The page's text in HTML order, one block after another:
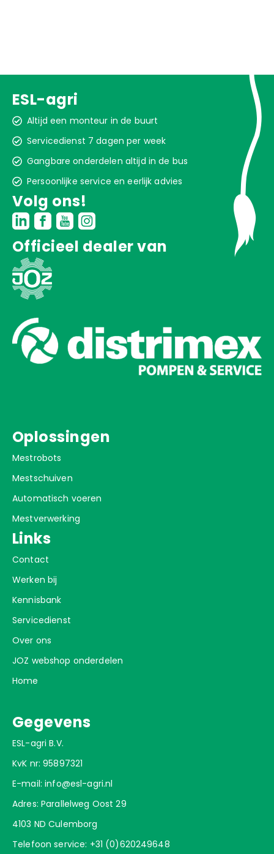
ESL-agri
Altijd een monteur in de buurt
Servicedienst 7 dagen per week
Gangbare onderdelen altijd in de bus
Persoonlijke service en eerlijk advies
Volg ons!
Officieel dealer van
Oplossingen
Mestrobots
Mestschuiven
Automatisch voeren
Mestverwerking
Links
Contact
Werken bij
Kennisbank
Servicedienst
Over ons
JOZ webshop onderdelen
Home
Gegevens
ESL-agri B.V.
KvK nr: 95897321
E-mail:info@esl-agri.nl
Adres: Parallelweg Oost 29
4103 ND Culemborg
Telefoon service: +31 (0)620249648